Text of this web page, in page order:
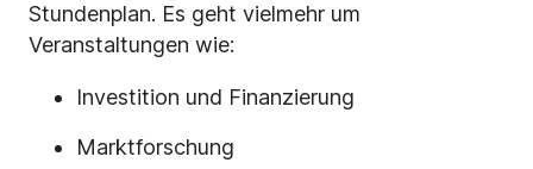
Stundenplan. Es geht vielmehr um
Veranstaltungen wie:
Investition und Finanzierung
Marktforschung